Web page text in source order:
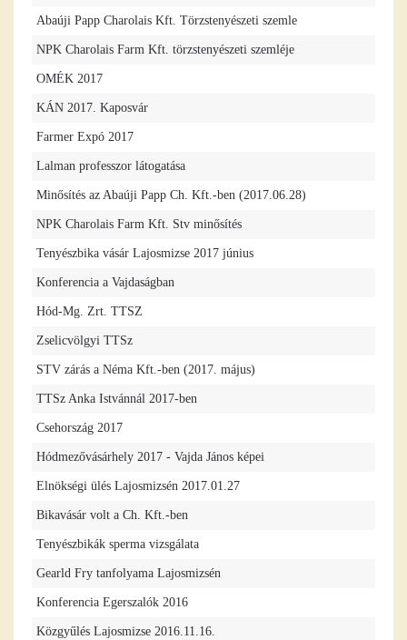
Abaúji Papp Charolais Kft. Törzstenyészeti szemle
NPK Charolais Farm Kft. törzstenyészeti szemléje
OMÉK 2017
KÁN 2017. Kaposvár
Farmer Expó 2017
Lalman professzor látogatása
Minősítés az Abaúji Papp Ch. Kft.-ben (2017.06.28)
NPK Charolais Farm Kft. Stv minősítés
Tenyészbika vásár Lajosmizse 2017 június
Konferencia a Vajdaságban
Hód-Mg. Zrt. TTSZ
Zselicvölgyi TTSz
STV zárás a Néma Kft.-ben (2017. május)
TTSz Anka Istvánnál 2017-ben
Csehország 2017
Hódmezővásárhely 2017 - Vajda János képei
Elnökségi ülés Lajosmizsén 2017.01.27
Bikavásár volt a Ch. Kft.-ben
Tenyészbikák sperma vizsgálata
Gearld Fry tanfolyama Lajosmizsén
Konferencia Egerszalók 2016
Közgyűlés Lajosmizse 2016.11.16.